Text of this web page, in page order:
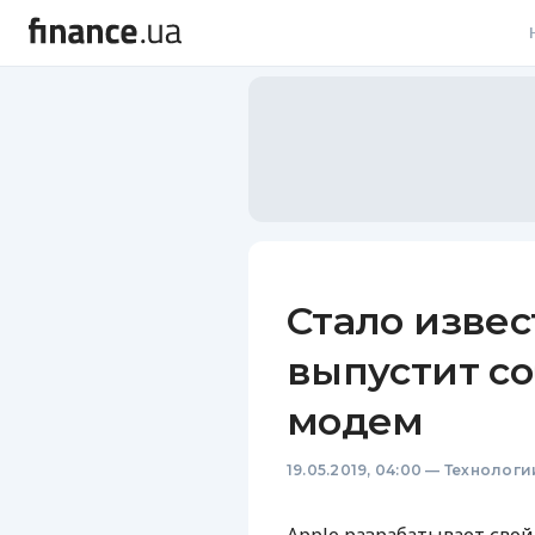
Стало
выпустит
модем
19.05.2019, 04:00 —